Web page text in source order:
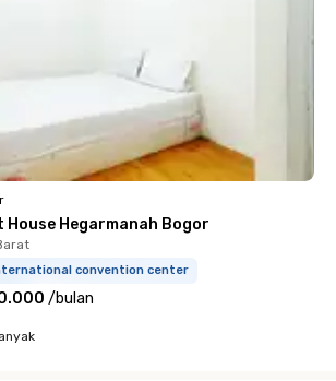
House Hegarmanah Bogor
convention center
/bulan